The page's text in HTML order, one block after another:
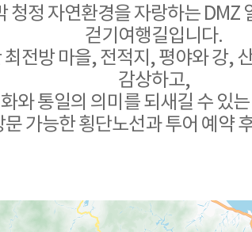
청정 자연환경을 자랑하는
걷기여행길입니다.
전방 마을, 전적지, 평야와 강,
감상하고,
와 통일의 의미를 되새길 수 있
가능한 횡단노선과 투어 예약